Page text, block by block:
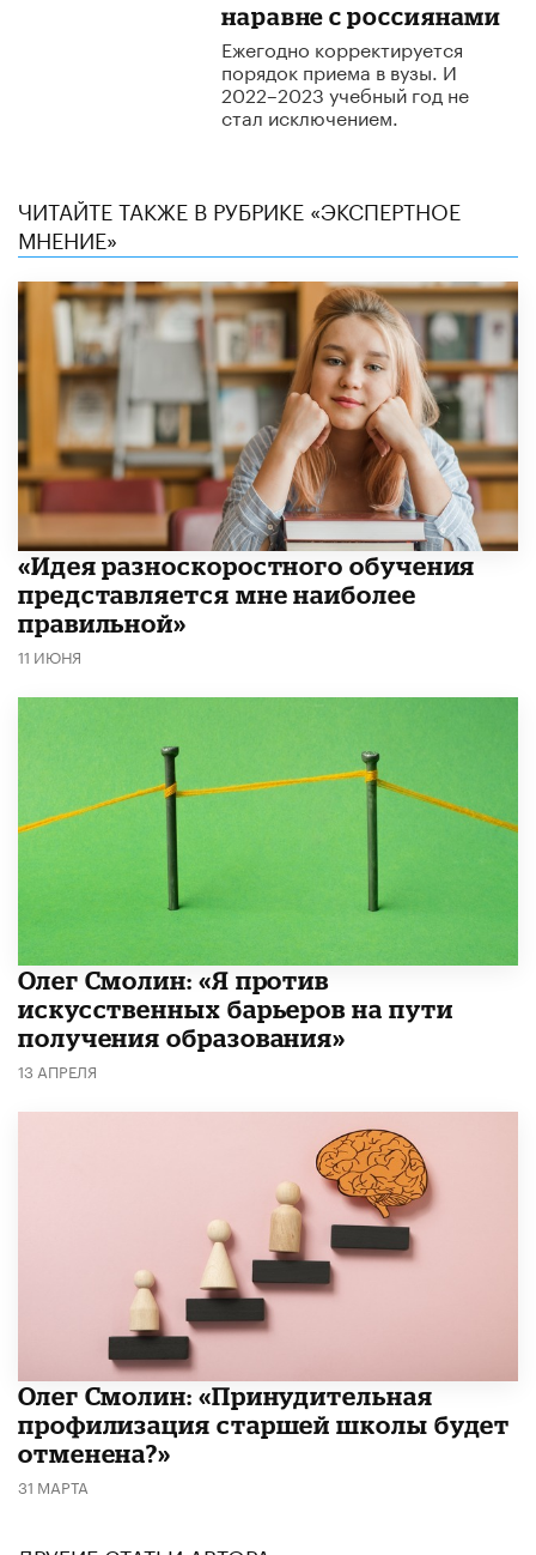
наравне с россиянами
Ежегодно корректируется
порядок приема в вузы. И
2022–2023 учебный год не
стал исключением.
ЧИТАЙТЕ ТАКЖЕ В РУБРИКЕ «ЭКСПЕРТНОЕ
МНЕНИЕ»
«Идея разноскоростного обучения
представляется мне наиболее
правильной»
11 ИЮНЯ
Олег Смолин: «Я против
искусственных барьеров на пути
получения образования»
13 АПРЕЛЯ
​Олег Смолин: «Принудительная
профилизация старшей школы будет
отменена?»
31 МАРТА